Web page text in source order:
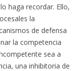
haga recordar. Ello,
la
de defensa
la competencia
sea a
una inhibitoria de